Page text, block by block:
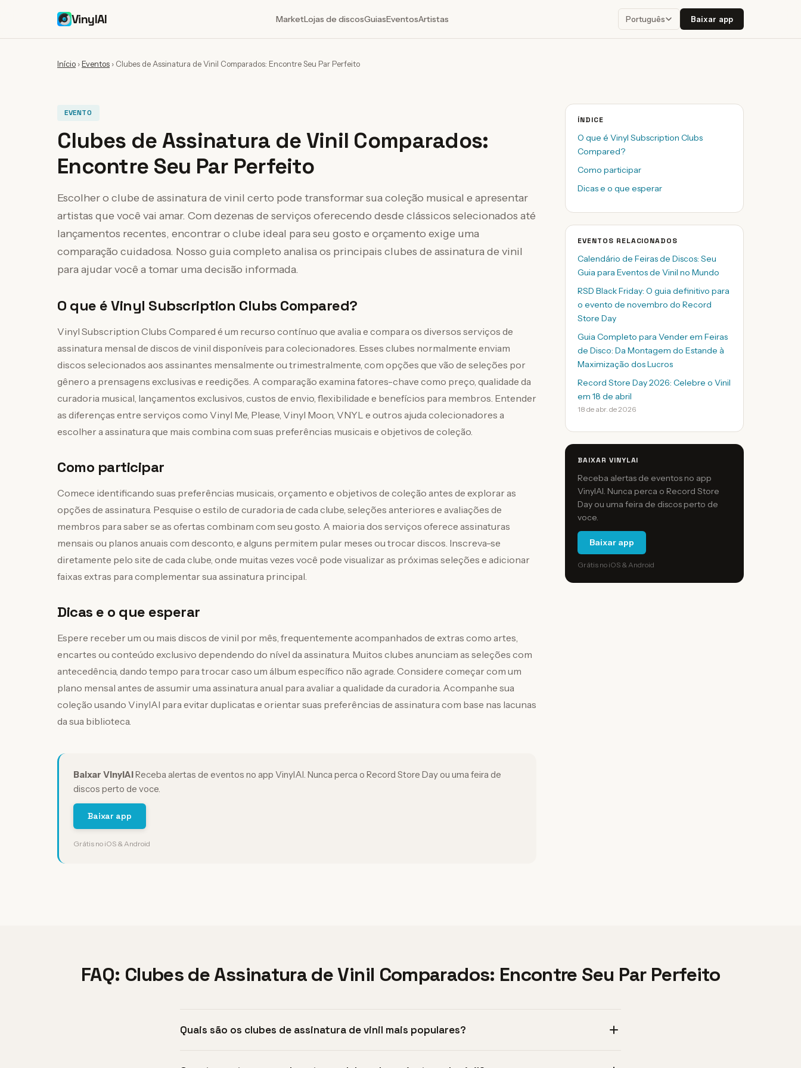
VinylAI MarketLojas de discosGuiasEventosArtistas Português Baixar app
Início ›Eventos › Clubes de Assinatura de Vinil Comparados: Encontre Seu Par Perfeito
EVENTO
Clubes de Assinatura de Vinil Comparados:
Encontre Seu Par Perfeito
Escolher o clube de assinatura de vinil certo pode transformar sua coleção musical e apresentar
artistas que você vai amar. Com dezenas de serviços oferecendo desde clássicos selecionados até
lançamentos recentes, encontrar o clube ideal para seu gosto e orçamento exige uma
comparação cuidadosa. Nosso guia completo analisa os principais clubes de assinatura de vinil
para ajudar você a tomar uma decisão informada.
O que é Vinyl Subscription Clubs Compared?
Vinyl Subscription Clubs Compared é um recurso contínuo que avalia e compara os diversos serviços de
assinatura mensal de discos de vinil disponíveis para colecionadores. Esses clubes normalmente enviam
discos selecionados aos assinantes mensalmente ou trimestralmente, com opções que vão de seleções por
gênero a prensagens exclusivas e reedições. A comparação examina fatores-chave como preço, qualidade da
curadoria musical, lançamentos exclusivos, custos de envio, flexibilidade e benefícios para membros. Entender
as diferenças entre serviços como Vinyl Me, Please, Vinyl Moon, VNYL e outros ajuda colecionadores a
escolher a assinatura que mais combina com suas preferências musicais e objetivos de coleção.
Como participar
Comece identificando suas preferências musicais, orçamento e objetivos de coleção antes de explorar as
opções de assinatura. Pesquise o estilo de curadoria de cada clube, seleções anteriores e avaliações de
membros para saber se as ofertas combinam com seu gosto. A maioria dos serviços oferece assinaturas
mensais ou planos anuais com desconto, e alguns permitem pular meses ou trocar discos. Inscreva-se
diretamente pelo site de cada clube, onde muitas vezes você pode visualizar as próximas seleções e adicionar
faixas extras para complementar sua assinatura principal.
Dicas e o que esperar
Espere receber um ou mais discos de vinil por mês, frequentemente acompanhados de extras como artes,
encartes ou conteúdo exclusivo dependendo do nível da assinatura. Muitos clubes anunciam as seleções com
antecedência, dando tempo para trocar caso um álbum específico não agrade. Considere começar com um
plano mensal antes de assumir uma assinatura anual para avaliar a qualidade da curadoria. Acompanhe sua
coleção usando VinylAI para evitar duplicatas e orientar suas preferências de assinatura com base nas lacunas
da sua biblioteca.
Baixar VinylAIReceba alertas de eventos no app VinylAI. Nunca perca o Record Store Day ou uma feira de
discos perto de voce.
Baixar app
Grátis no iOS & Android
ÍNDICE
O que é Vinyl Subscription Clubs
Compared?
Como participar
Dicas e o que esperar
EVENTOS RELACIONADOS
Calendário de Feiras de Discos: Seu
Guia para Eventos de Vinil no Mundo
RSD Black Friday: O guia definitivo para
o evento de novembro do Record
Store Day
Guia Completo para Vender em Feiras
de Disco: Da Montagem do Estande à
Maximização dos Lucros
Record Store Day 2026: Celebre o Vinil
em 18 de abril
18 de abr. de 2026
BAIXAR VINYLAI
Receba alertas de eventos no app
VinylAI. Nunca perca o Record Store
Day ou uma feira de discos perto de
voce.
Baixar app
Grátis no iOS & Android
FAQ: Clubes de Assinatura de Vinil Comparados: Encontre Seu Par Perfeito
Quais são os clubes de assinatura de vinil mais populares?